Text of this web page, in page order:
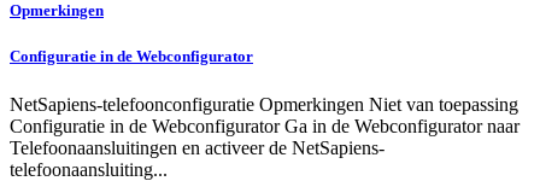
Opmerkingen
Configuratie in de Webconfigurator
NetSapiens-telefoonconfiguratie Opmerkingen Niet van toepassing
Configuratie in de Webconfigurator Ga in de Webconfigurator naar
Telefoonaansluitingen en activeer de NetSapiens-
telefoonaansluiting...